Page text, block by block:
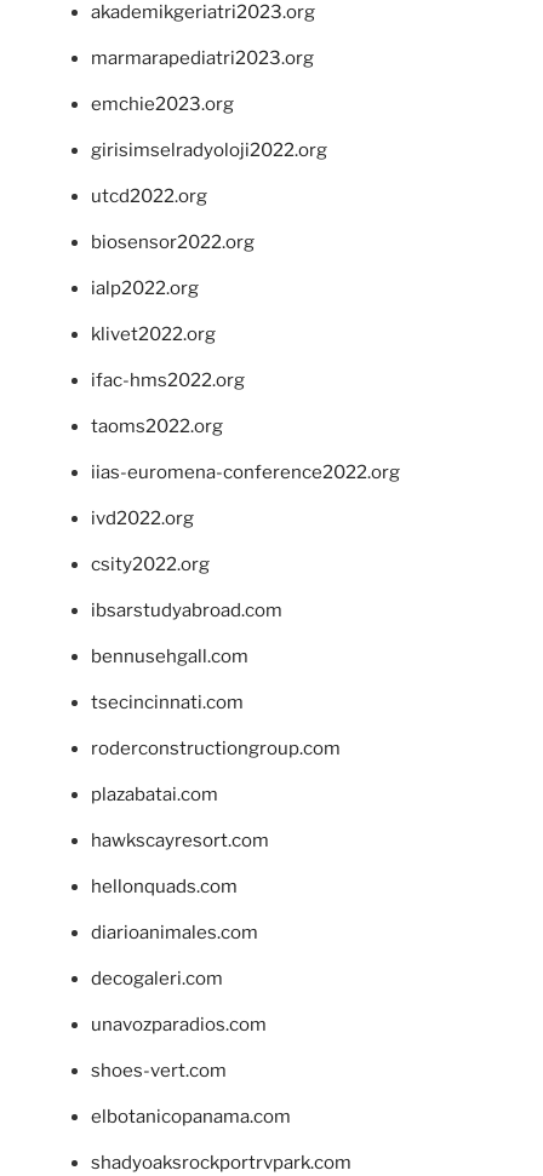
akademikgeriatri2023.org
marmarapediatri2023.org
emchie2023.org
girisimselradyoloji2022.org
utcd2022.org
biosensor2022.org
ialp2022.org
klivet2022.org
ifac-hms2022.org
taoms2022.org
iias-euromena-conference2022.org
ivd2022.org
csity2022.org
ibsarstudyabroad.com
bennusehgall.com
tsecincinnati.com
roderconstructiongroup.com
plazabatai.com
hawkscayresort.com
hellonquads.com
diarioanimales.com
decogaleri.com
unavozparadios.com
shoes-vert.com
elbotanicopanama.com
shadyoaksrockportrvpark.com